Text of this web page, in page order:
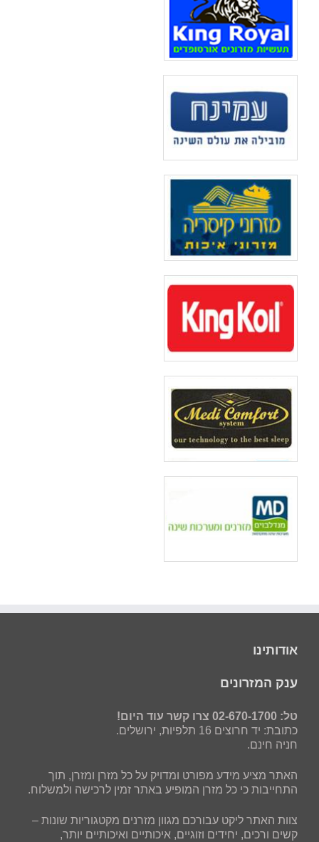
אודותינו
ענק המזרונים
טל: 02-670-1700 צרו קשר עוד היום!
כתובת: יד חרוצים 16 תלפיות, ירושלים.
חניה חינם.
האתר מציע מידע מפורט ומדויק על כל מזרן ומזרן, תוך
התחייבות כי כל מזרן המופיע באתר זמין לרכישה ולמשלוח.
צוות האתר ליקט עבורכם מגוון מזרנים מקטגוריות שונות –
קשים ורכים, יחידים וזוגיים, איכותיים ואיכותיים יותר,